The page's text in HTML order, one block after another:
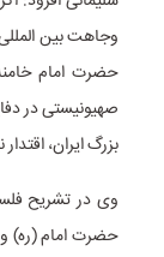
وجاهت بین
حضرت امام
صهیونیستی در
بزرگ ایران،
وی در تشریح
حضرت امام (ره) و